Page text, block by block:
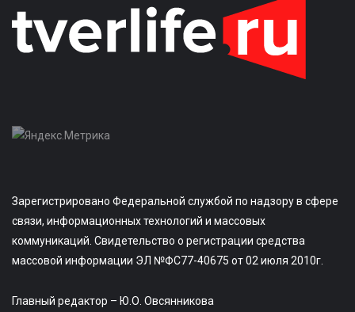
Зарегистрировано Федеральной службой по надзору в сфере
связи, информационных технологий и массовых
коммуникаций. Свидетельство о регистрации средства
массовой информации ЭЛ №ФС77-40675 от 02 июля 2010г.
Главный редактор – Ю.О. Овсянникова